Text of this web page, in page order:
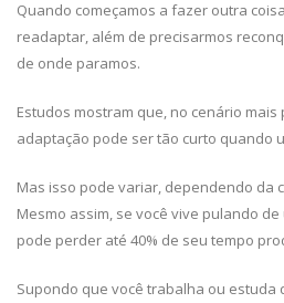
Quando começamos a fazer outra
readaptar, além de precisarmos
de onde paramos.
Estudos mostram que, no cenário
adaptação pode ser tão curto quando
Mas isso pode variar, dependendo da
Mesmo assim, se você vive pulando
pode perder até 40% de seu tempo
Supondo que você trabalha ou estuda